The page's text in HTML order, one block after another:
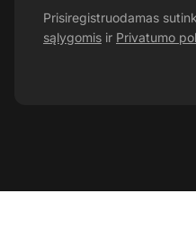
Prisiregistruodamas
sąlygomis ir Privatumo